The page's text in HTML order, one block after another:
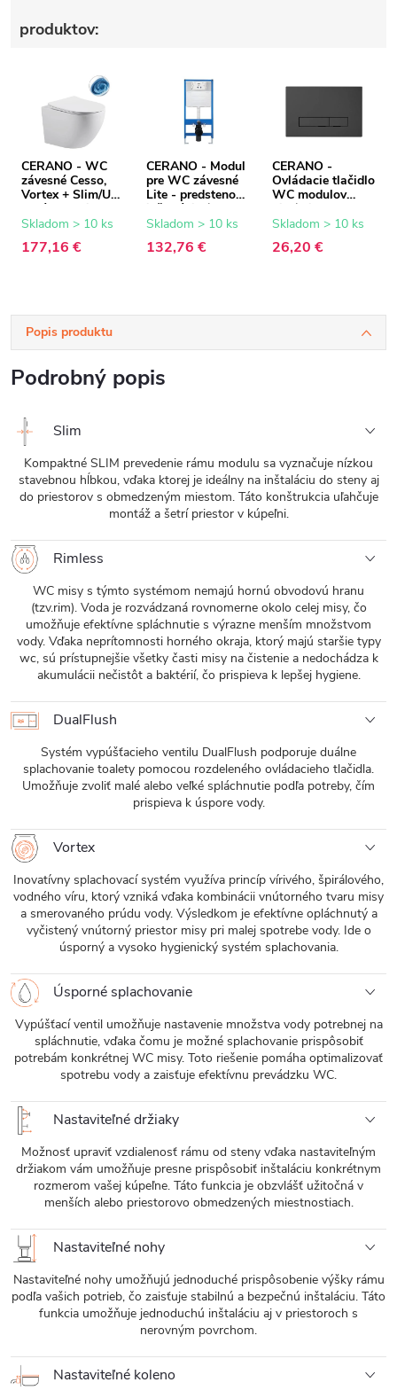
produktov:
CERANO - WC
závesné Cesso,
Vortex + Slim/UF
sedátko - biela
lesklá - 49x36 cm
Skladom > 10 ks
177,16 €
CERANO - Modul
pre WC závesné
Lite - predstenová
inštalácia /
sadrokartón -
Skladom > 10 ks
132,76 €
CERANO -
Ovládacie tlačidlo
WC modulov
Lite/Slim - ABS -
čierna
Skladom > 10 ks
26,20 €
Popis produktu
Podrobný popis
Slim
Kompaktné SLIM prevedenie rámu modulu sa vyznačuje nízkou
stavebnou hĺbkou, vďaka ktorej je ideálny na inštaláciu do steny aj
do priestorov s obmedzeným miestom. Táto konštrukcia uľahčuje
montáž a šetrí priestor v kúpeľni.
Rimless
WC misy s týmto systémom nemajú hornú obvodovú hranu
(tzv.rim). Voda je rozvádzaná rovnomerne okolo celej misy, čo
umožňuje efektívne spláchnutie s výrazne menším množstvom
vody. Vďaka neprítomnosti horného okraja, ktorý majú staršie typy
wc, sú prístupnejšie všetky časti misy na čistenie a nedochádza k
akumulácii nečistôt a baktérií, čo prispieva k lepšej hygiene.
DualFlush
Systém vypúšťacieho ventilu DualFlush podporuje duálne
splachovanie toalety pomocou rozdeleného ovládacieho tlačidla.
Umožňuje zvoliť malé alebo veľké spláchnutie podľa potreby, čím
prispieva k úspore vody.
Vortex
Inovatívny splachovací systém využíva princíp vírivého, špirálového,
vodného víru, ktorý vzniká vďaka kombinácii vnútorného tvaru misy
a smerovaného prúdu vody. Výsledkom je efektívne opláchnutý a
vyčistený vnútorný priestor misy pri malej spotrebe vody. Ide o
úsporný a vysoko hygienický systém splachovania.
Úsporné splachovanie
Vypúšťací ventil umožňuje nastavenie množstva vody potrebnej na
spláchnutie, vďaka čomu je možné splachovanie prispôsobiť
potrebám konkrétnej WC misy. Toto riešenie pomáha optimalizovať
spotrebu vody a zaisťuje efektívnu prevádzku WC.
Nastaviteľné držiaky
Možnosť upraviť vzdialenosť rámu od steny vďaka nastaviteľným
držiakom vám umožňuje presne prispôsobiť inštaláciu konkrétnym
rozmerom vašej kúpeľne. Táto funkcia je obzvlášť užitočná v
menších alebo priestorovo obmedzených miestnostiach.
Nastaviteľné nohy
Nastaviteľné nohy umožňujú jednoduché prispôsobenie výšky rámu
podľa vašich potrieb, čo zaisťuje stabilnú a bezpečnú inštaláciu. Táto
funkcia umožňuje jednoduchú inštaláciu aj v priestoroch s
nerovným povrchom.
Nastaviteľné koleno